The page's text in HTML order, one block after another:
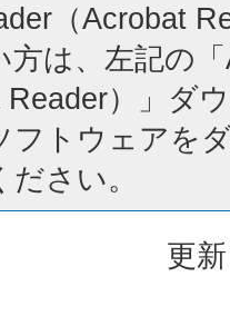
（Acrobat
は、左記の
Reader）」ダ
フトウェアを
さい。
更